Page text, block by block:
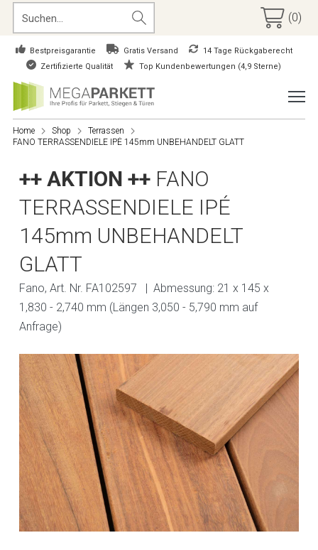
(0)
Bestpreisgarantie Gratis Versand
14 Tage Rückgaberecht
Zertifizierte Qualität
Top Kundenbewertungen (4,9 Sterne)
Home Shop
Terrassen
FANO TERRASSENDIELE IPÉ 145mm UNBEHANDELT GLATT
++ AKTION ++ FANO
TERRASSENDIELE IPÉ
145mm UNBEHANDELT
GLATT
Fano, Art. Nr. FA102597 | Abmessung: 21 x 145 x
1,830 - 2,740 mm (Längen 3,050 - 5,790 mm auf
Anfrage)